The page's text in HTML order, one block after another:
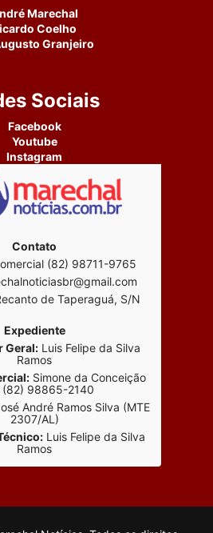
Marechal
Coelho
Granjeiro
Sociais
Facebook
Youtube
Instagram
Contato
(82) 98711-9765
de Taperaguá, S/N
Expediente
Geral:Luis Felipe da Silva
Ramos
Simone da Conceição
(82) 98865-2140
André Ramos Silva (MTE
2307/AL)
Luis Felipe da Silva
Ramos